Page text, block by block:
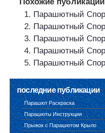
Парашютный
Парашютный
Парашютный
Парашютный
Парашютный
последние публикации
Парашют Раскраска
Парашюты Инструкции
Прыжок с Парашютом Крыло